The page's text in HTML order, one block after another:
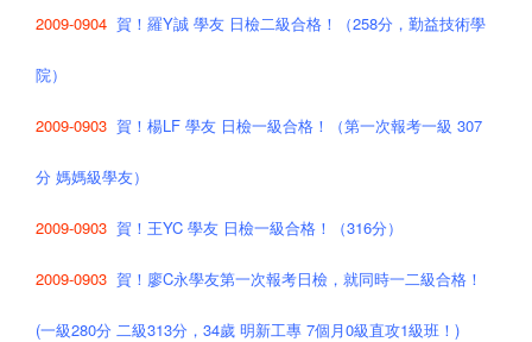
2009-0904 賀！羅Y誠 學友 日檢二級合格！（258分，勤益技術學
院）
2009-0903 賀！楊LF 學友 日檢一級合格！（第一次報考一級 307
分 媽媽級學友）
2009-0903 賀！王YC 學友 日檢一級合格！（316分）
2009-0903 賀！廖C永學友第一次報考日檢，就同時一二級合格！
(一級280分 二級313分，34歲 明新工專 7個月0級直攻1級班！)